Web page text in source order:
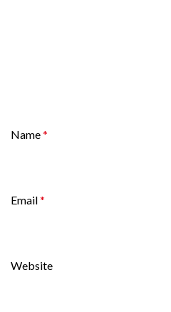
Name*
Email*
Website